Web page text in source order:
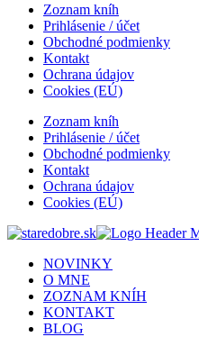
Zoznam kníh
Prihlásenie / účet
Obchodné podmienky
Kontakt
Ochrana údajov
Cookies (EÚ)
Zoznam kníh
Prihlásenie / účet
Obchodné podmienky
Kontakt
Ochrana údajov
Cookies (EÚ)
NOVINKY
O MNE
ZOZNAM KNÍH
KONTAKT
BLOG